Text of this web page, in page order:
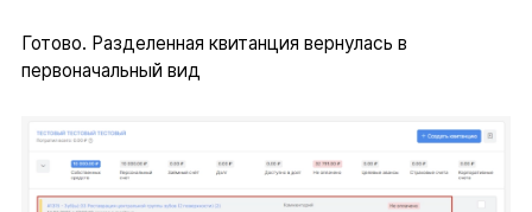
Готово. Разделенная квитанция вернулась в
первоначальный вид